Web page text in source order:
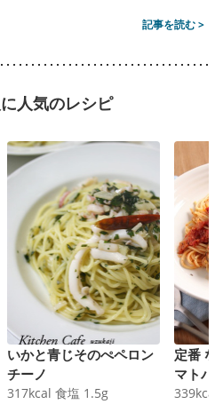
記事を読む >
人気のレシピ
いかと青じそのぺペロン
チーノ
317kcal 食塩 1.5g
定番 な
マトパ
339kcal